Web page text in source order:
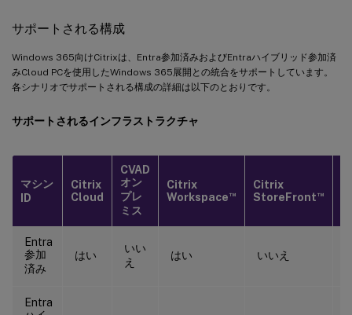
サポートされる構成
Windows 365向けCitrixは、Entra参加済みおよびEntraハイブリッド参加済
みCloud PCを使用したWindows 365展開との統合をサポートしています。
各シナリオでサポートされる構成の詳細は以下のとおりです。
サポートされるインフラストラクチャ
マシン
ID
Citrix
Cloud
CVAD
オン
プレ
ミス
Citrix
Workspace™
Citrix
StoreFront™
Entra
参加
済み
はい
いい
え
はい いいえ
Entra